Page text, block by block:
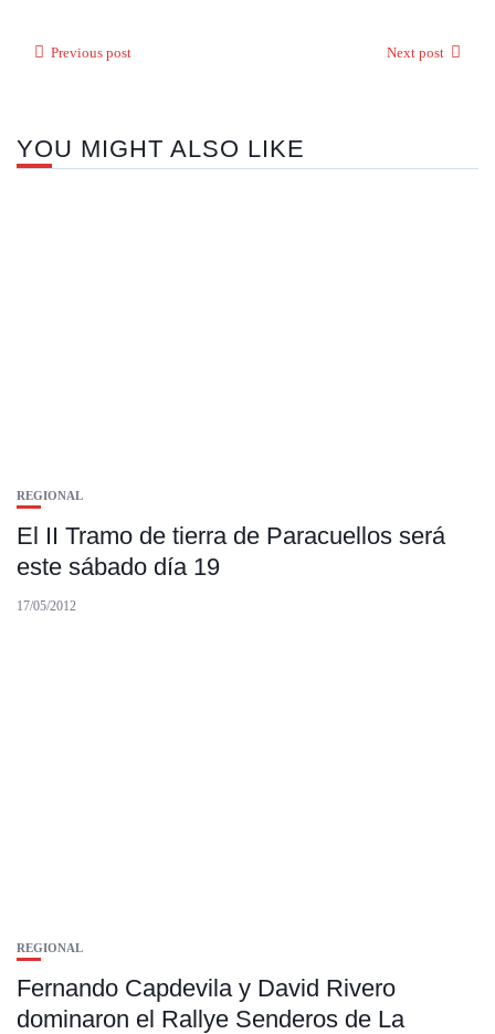
Previous post Next post
YOU MIGHT ALSO LIKE
REGIONAL
El II Tramo de tierra de Paracuellos será
este sábado día 19
17/05/2012
REGIONAL
Fernando Capdevila y David Rivero
dominaron el Rallye Senderos de La